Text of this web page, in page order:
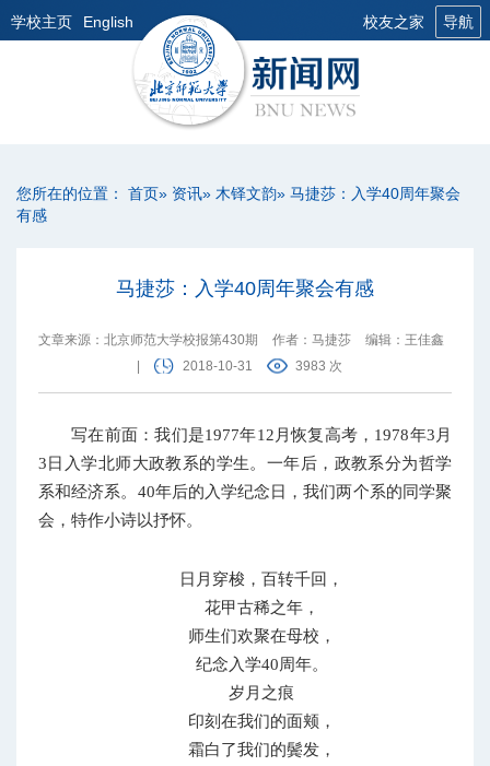
学校主页 English 校友之家 导航
您所在的位置： 首页» 资讯» 木铎文韵» 马捷莎：入学40周年聚会
有感
马捷莎：入学40周年聚会有感
文章来源：北京师范大学校报第430期 作者：马捷莎
编辑：王佳鑫
2018-10-31 3983 次
写在前面：我们是1977年12月恢复高考，1978年3月
3日入学北师大政教系的学生。一年后，政教系分为哲学
系和经济系。40年后的入学纪念日，我们两个系的同学聚
会，特作小诗以抒怀。
日月穿梭，百转千回，
花甲古稀之年，
师生们欢聚在母校，
纪念入学40周年。
岁月之痕
印刻在我们的面颊，
霜白了我们的鬓发，